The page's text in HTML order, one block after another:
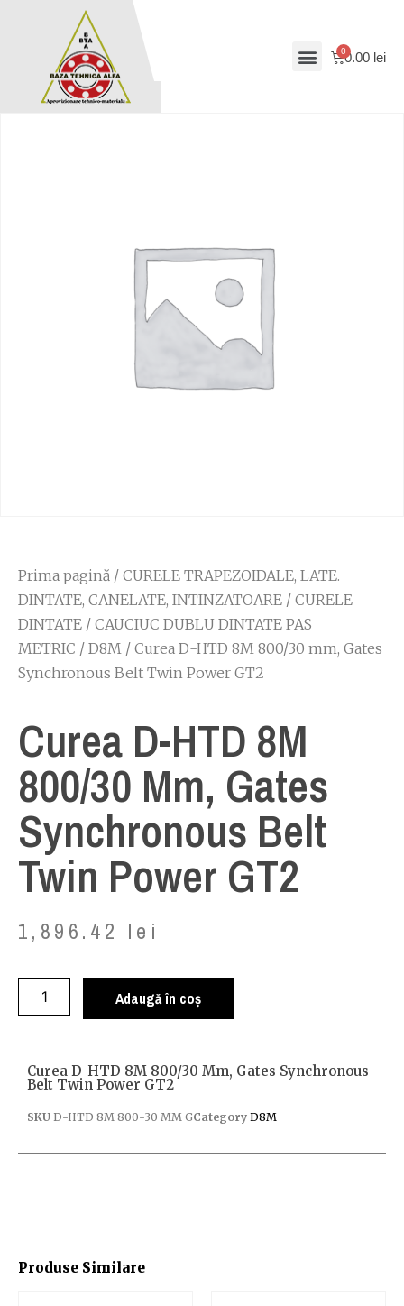
0.00 lei
Prima pagină / CURELE TRAPEZOIDALE, LATE.
DINTATE, CANELATE, INTINZATOARE / CURELE
DINTATE / CAUCIUC DUBLU DINTATE PAS
METRIC / D8M / Curea D-HTD 8M 800/30 mm, Gates
Synchronous Belt Twin Power GT2
Curea D-HTD 8M
800/30 Mm, Gates
Synchronous Belt
Twin Power GT2
1,896.42 lei
Adaugă în coș
Produse Similare
Curea D-HTD 8M 800/30 Mm, Gates Synchronous
Belt Twin Power GT2
SKU D-HTD 8M 800-30 MM GCategory D8M